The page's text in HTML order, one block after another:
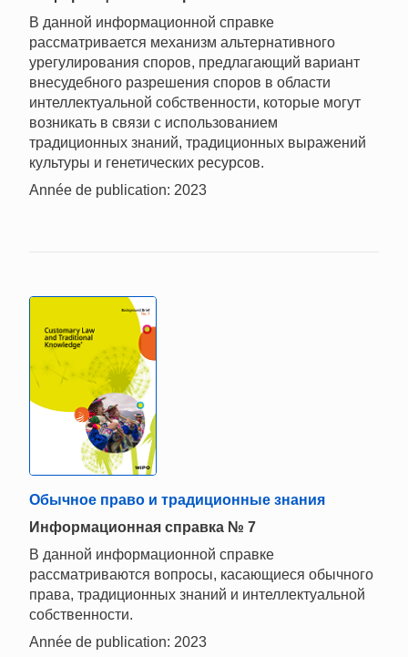
В данной информационной справке
рассматривается механизм альтернативного
урегулирования споров, предлагающий вариант
внесудебного разрешения споров в области
интеллектуальной собственности, которые могут
возникать в связи с использованием
традиционных знаний, традиционных выражений
культуры и генетических ресурсов.
Année de publication: 2023
Обычное право и традиционные знания
Информационная справка № 7
В данной информационной справке
рассматриваются вопросы, касающиеся обычного
права, традиционных знаний и интеллектуальной
собственности.
Année de publication: 2023